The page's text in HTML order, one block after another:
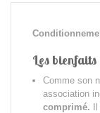
Les
Comme son
association
comprimé.